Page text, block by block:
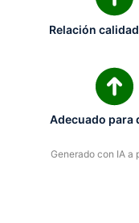
Relación
Adecuado para
Generado con IA a